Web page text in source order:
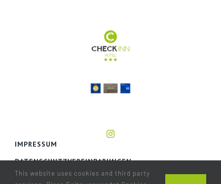
IMPRESSUM
DATENSCHUTZVEREINBARUNGEN
ALLGEMEINE GESCHÄFTSBEDINGUNGEN
This website uses cookies and third party